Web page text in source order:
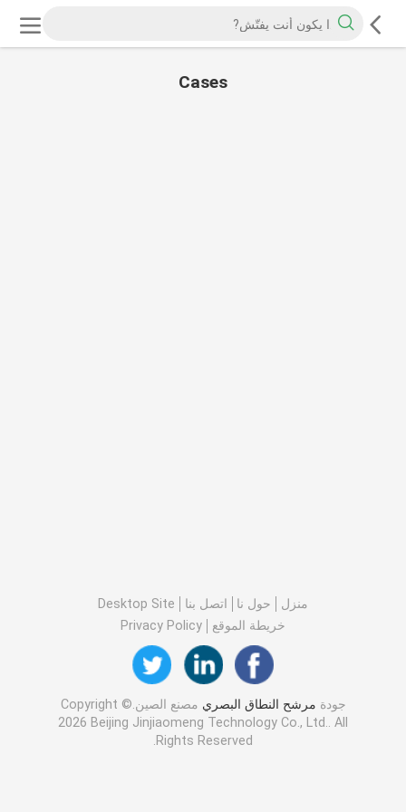
Cases
منزل حول نا اتصل بنا
Desktop Site
خريطة الموقع
Privacy Policy
جودة مرشح النطاق البصري
مصنع الصين.Copyright ©
2026 Beijing Jinjiaomeng Technology Co., Ltd.. All
Rights Reserved.